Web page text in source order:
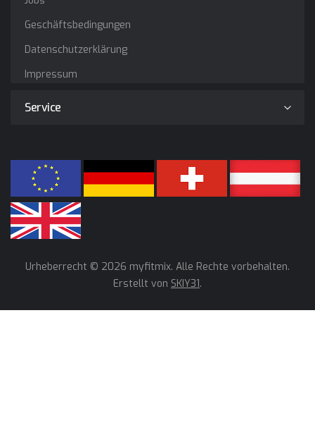
Geschäftsbedingungen
Datenschutzerklärung
Impressum
Service
Urheberrecht © 2026 myfitmix. Alle Rechte vorbehalten.
Erstellt von SKIY31.